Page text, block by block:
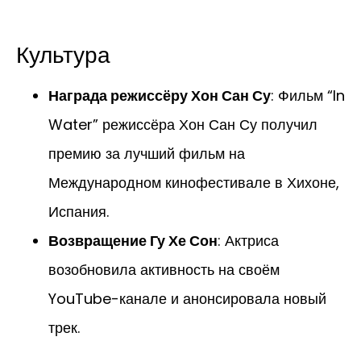
Культура
Награда режиссёру Хон Сан Су: Фильм “In
Water” режиссёра Хон Сан Су получил
премию за лучший фильм на
Международном кинофестивале в Хихоне,
Испания.
Возвращение Гу Хе Сон: Актриса
возобновила активность на своём
YouTube-канале и анонсировала новый
трек.